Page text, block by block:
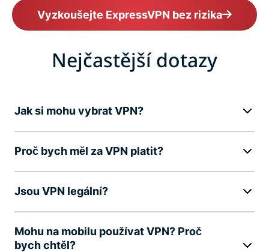
Vyzkoušejte ExpressVPN bez rizika
Nejčastější dotazy
Jak si mohu vybrat VPN?
Proč bych měl za VPN platit?
Jsou VPN legální?
Mohu na mobilu používat VPN? Proč
bych chtěl?